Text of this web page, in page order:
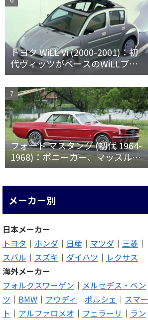
トヨタ WiLL Vi (2000-2001)：初
代ヴィッツがベースのWiLLブラ
ンド第一弾 [NCP19]
フォード マスタング (初代 1964-
1968)：ポニーカー、マッスルカ
ーの愛称で親しまれ大ヒット
メーカー別
日本メーカー
トヨタ ｜ ホンダ ｜ 日産 ｜ マツダ ｜ 三菱 ｜
スバル ｜ スズキ ｜ ダイハツ ｜ レクサス
海外メーカー
フォルクスワーゲン ｜ メルセデス・ベン
ツ ｜ BMW ｜ アウディ ｜ ポルシェ ｜ スマー
ト ｜ アルファロメオ ｜ フェラーリ ｜ ラン